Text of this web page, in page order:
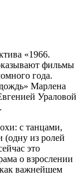
«1966.
фильмы
года.
Марлена
Ураловой
с танцами,
из ролей
это
о взрослении
важнейшем